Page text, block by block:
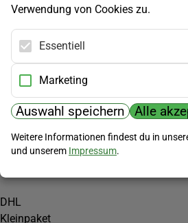
Hilfe
Kundenservice
Widerrufsbelehrung
Versandkosten
Zahlungsmöglichkeiten
PayPal
Vorkasse
Versand
DHL
Kleinpaket
Verwendung von Cookies zu.
Essentiell
Marketing
Auswahl speichern Alle
Weitere Informationen findest du in
und unserem Impressum.